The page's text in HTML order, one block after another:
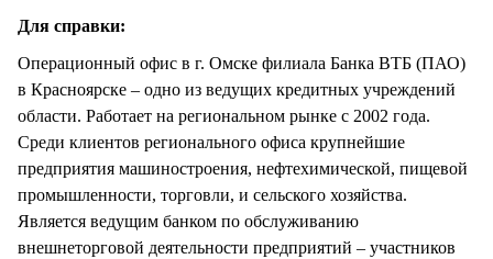
Для справки:
Операционный офис в г. Омске филиала Банка ВТБ (ПАО)
в Красноярске – одно из ведущих кредитных учреждений
области. Работает на региональном рынке с 2002 года.
Среди клиентов регионального офиса крупнейшие
предприятия машиностроения, нефтехимической, пищевой
промышленности, торговли, и сельского хозяйства.
Является ведущим банком по обслуживанию
внешнеторговой деятельности предприятий – участников